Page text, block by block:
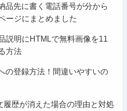
品先に書く電話番号が分から
ージにまとめました
説明にHTMLで無料画像を11
方法
の登録方法！間違いやすいの
履歴が消えた場合の理由と対処